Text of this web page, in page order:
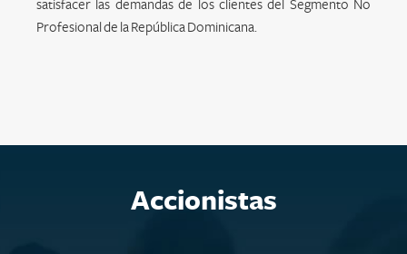
satisfacer las demandas de los clientes del Segmento No
Profesional de la República Dominicana.
Accionistas